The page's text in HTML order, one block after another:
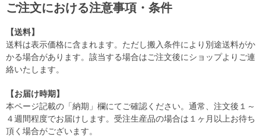
ご注文における注意事項・条件
【送料】
送料は表示価格に含まれます。ただし搬入条件により別途送料がか
かる場合があります。該当する場合はご注文後にショップよりご連
絡いたします。
【お届け時期】
本ページ記載の「納期」欄にてご確認ください。通常、注文後１～
４週間程度でお届けします。受注生産品の場合は１ヶ月以上お待ち
頂く場合がございます。